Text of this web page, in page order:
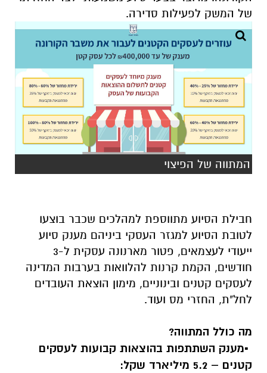
של המשק לפעילות סדירה.
המתווה של הפיצוי
חבילת הסיוע מתווספת למהלכים שכבר בוצעו
לטובת הסיוע למגזר העסקי ביניהם מענק סיוע
ייעודי לעצמאים, פטור מארנונה עסקית ל-3
חודשים, הקמת קרנות להלוואות בערבות המדינה
לעסקים קטנים ובינוניים, מימון הוצאת העובדים
לחל"ת, החזרי מס ועוד.
מה כולל המתווה?
▪️מענק השתתפות בהוצאות קבועות לעסקים
קטנים – 5.2 מיליארד שקל: